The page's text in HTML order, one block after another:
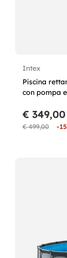
Intex
Piscina
con pompa
€ 499,00 -
€ 349,00